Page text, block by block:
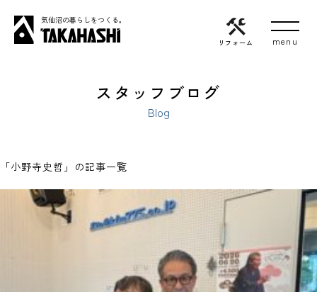
気仙沼の暮らしをつくる。
リフォーム
スタッフブログ
Blog
「小野寺史哲」の記事一覧